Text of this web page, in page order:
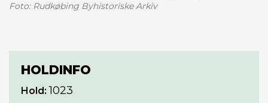
Foto: Rudkøbing Byhistoriske Arkiv
HOLDINFO
Hold: 1023